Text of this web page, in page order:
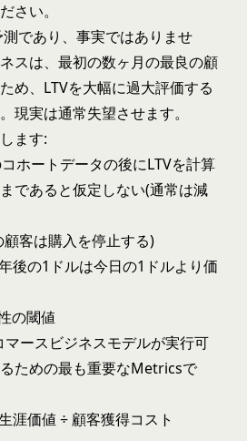
さい。
測であり、事実ではありませ
スは、最初の数ヶ月の最良の顧
め、LTVを大幅に過大評価する
現実は通常失望させます。
ます:
ホートデータの後にLTVを計算
であると仮定しない(通常は減
客は購入を停止する)
後の1ドルは今日の1ドルより価
の閾値
マースビジネスモデルが実行可
ための最も重要なMetricsで
涯価値 ÷ 顧客獲得コスト